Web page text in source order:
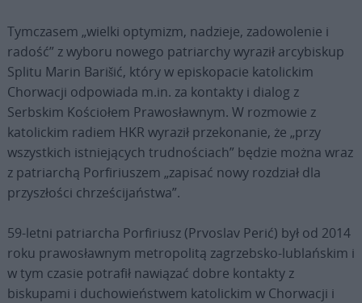
Tymczasem „wielki optymizm, nadzieje, zadowolenie i
radość” z wyboru nowego patriarchy wyraził arcybiskup
Splitu Marin Barišić, który w episkopacie katolickim
Chorwacji odpowiada m.in. za kontakty i dialog z
Serbskim Kościołem Prawosławnym. W rozmowie z
katolickim radiem HKR wyraził przekonanie, że „przy
wszystkich istniejących trudnościach” będzie można wraz
z patriarchą Porfiriuszem „zapisać nowy rozdział dla
przyszłości chrześcijaństwa”.
59-letni patriarcha Porfiriusz (Prvoslav Perić) był od 2014
roku prawosławnym metropolitą zagrzebsko-lublańskim i
w tym czasie potrafił nawiązać dobre kontakty z
biskupami i duchowieństwem katolickim w Chorwacji i